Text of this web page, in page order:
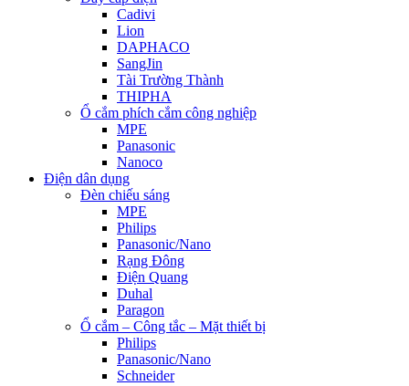
Cadivi
Lion
DAPHACO
SangJin
Tài Trường Thành
THIPHA
Ổ cắm phích cắm công nghiệp
MPE
Panasonic
Nanoco
Điện dân dụng
Đèn chiếu sáng
MPE
Philips
Panasonic/Nano
Rạng Đông
Điện Quang
Duhal
Paragon
Ổ cắm – Công tắc – Mặt thiết bị
Philips
Panasonic/Nano
Schneider